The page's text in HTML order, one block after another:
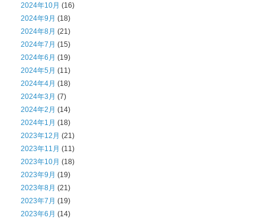
2024年10月 (16)
2024年9月 (18)
2024年8月 (21)
2024年7月 (15)
2024年6月 (19)
2024年5月 (11)
2024年4月 (18)
2024年3月 (7)
2024年2月 (14)
2024年1月 (18)
2023年12月 (21)
2023年11月 (11)
2023年10月 (18)
2023年9月 (19)
2023年8月 (21)
2023年7月 (19)
2023年6月 (14)